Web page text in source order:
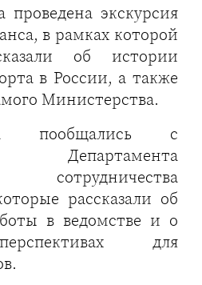
экскурсия
в рамках которой
об истории
в России, а также
Министерства.
пообщались с
Департамента
сотрудничества
рассказали об
в ведомстве и о
для